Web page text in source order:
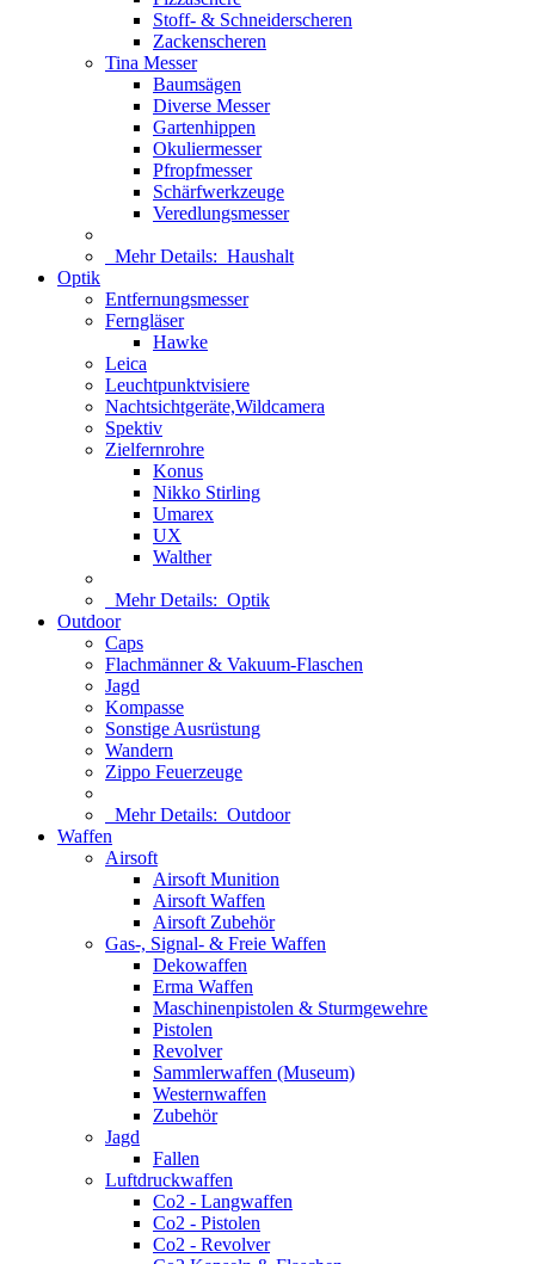
Stoff- & Schneiderscheren
Zackenscheren
Tina Messer
Baumsägen
Diverse Messer
Gartenhippen
Okuliermesser
Pfropfmesser
Schärfwerkzeuge
Veredlungsmesser
Mehr Details: Haushalt
Optik
Entfernungsmesser
Ferngläser
Hawke
Leica
Leuchtpunktvisiere
Nachtsichtgeräte,Wildcamera
Spektiv
Zielfernrohre
Konus
Nikko Stirling
Umarex
UX
Walther
Mehr Details: Optik
Outdoor
Caps
Flachmänner & Vakuum-Flaschen
Jagd
Kompasse
Sonstige Ausrüstung
Wandern
Zippo Feuerzeuge
Mehr Details: Outdoor
Waffen
Airsoft
Airsoft Munition
Airsoft Waffen
Airsoft Zubehör
Gas-, Signal- & Freie Waffen
Dekowaffen
Erma Waffen
Maschinenpistolen & Sturmgewehre
Pistolen
Revolver
Sammlerwaffen (Museum)
Westernwaffen
Zubehör
Jagd
Fallen
Luftdruckwaffen
Co2 - Langwaffen
Co2 - Pistolen
Co2 - Revolver